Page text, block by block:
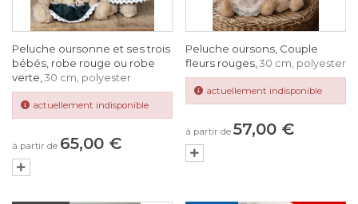
Peluche oursonne et ses trois
bébés, robe rouge ou robe
verte, 30 cm, polyester
actuellement indisponible
à partir de 65,00 €
Peluche oursons, Couple
fleurs rouges, 30 cm, polyester
actuellement indisponible
à partir de 57,00 €